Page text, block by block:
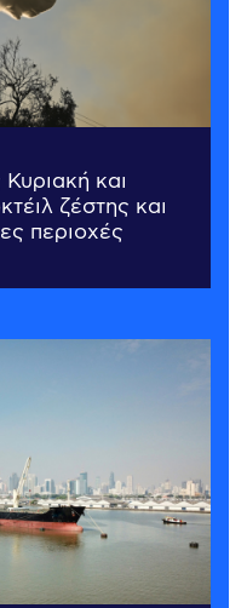
και
ζέστης και
περιοχές